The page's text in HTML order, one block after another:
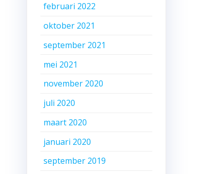
februari 2022
oktober 2021
september 2021
mei 2021
november 2020
juli 2020
maart 2020
januari 2020
september 2019